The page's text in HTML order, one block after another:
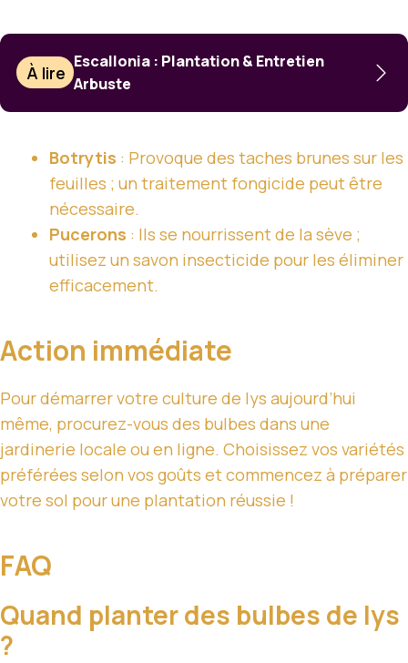
À lire
Escallonia : Plantation & Entretien
Arbuste
Botrytis : Provoque des taches brunes sur les
feuilles ; un traitement fongicide peut être
nécessaire.
Pucerons : Ils se nourrissent de la sève ;
utilisez un savon insecticide pour les éliminer
efficacement.
Action immédiate
Pour démarrer votre culture de lys aujourd’hui
même, procurez-vous des bulbes dans une
jardinerie locale ou en ligne. Choisissez vos variétés
préférées selon vos goûts et commencez à préparer
votre sol pour une plantation réussie !
FAQ
Quand planter des bulbes de lys
?